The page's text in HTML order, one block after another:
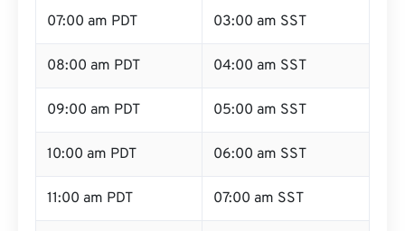
07:00 am PDT 03:00 am SST
08:00 am PDT 04:00 am SST
09:00 am PDT 05:00 am SST
10:00 am PDT 06:00 am SST
11:00 am PDT 07:00 am SST